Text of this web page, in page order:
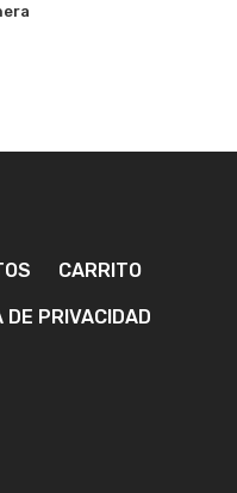
CARRITO
DE PRIVACIDAD